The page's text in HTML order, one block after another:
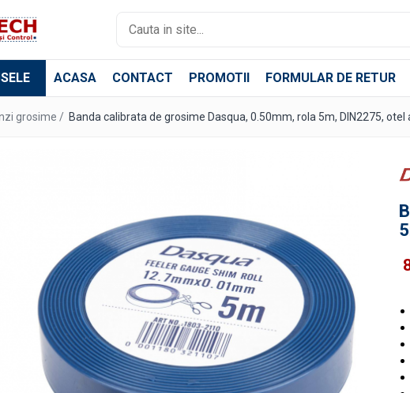
ACASA CONTACT PROMOTII FORMULAR DE RETUR
grosime / Banda calibrata de grosime Dasqua, 0.50mm, rola 5m, DIN2275, otel